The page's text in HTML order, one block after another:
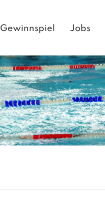
Gewinnspiel Jobs